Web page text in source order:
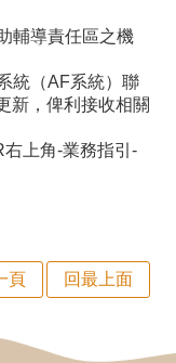
輔導責任區之機
統（AF系統）聯
新，俾利接收相關
上角-業務指引-
頁 回最上面